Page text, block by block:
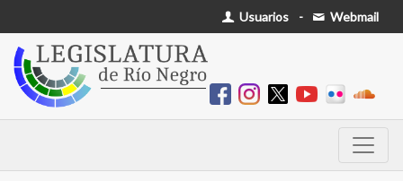
Usuarios - Webmail